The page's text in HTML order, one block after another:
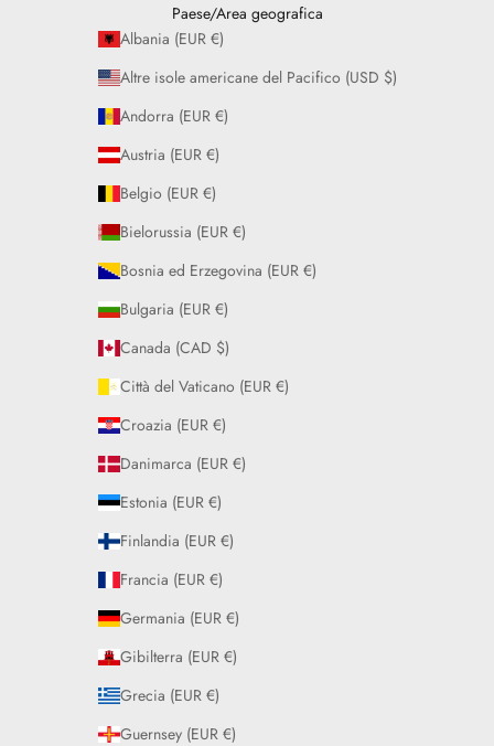
Paese/Area geografica
Albania (EUR €)
Altre isole americane del Pacifico (USD $)
Andorra (EUR €)
Austria (EUR €)
Belgio (EUR €)
Bielorussia (EUR €)
Bosnia ed Erzegovina (EUR €)
Bulgaria (EUR €)
Canada (CAD $)
Città del Vaticano (EUR €)
Croazia (EUR €)
Danimarca (EUR €)
Estonia (EUR €)
Finlandia (EUR €)
Francia (EUR €)
Germania (EUR €)
Gibilterra (EUR €)
Grecia (EUR €)
Guernsey (EUR €)